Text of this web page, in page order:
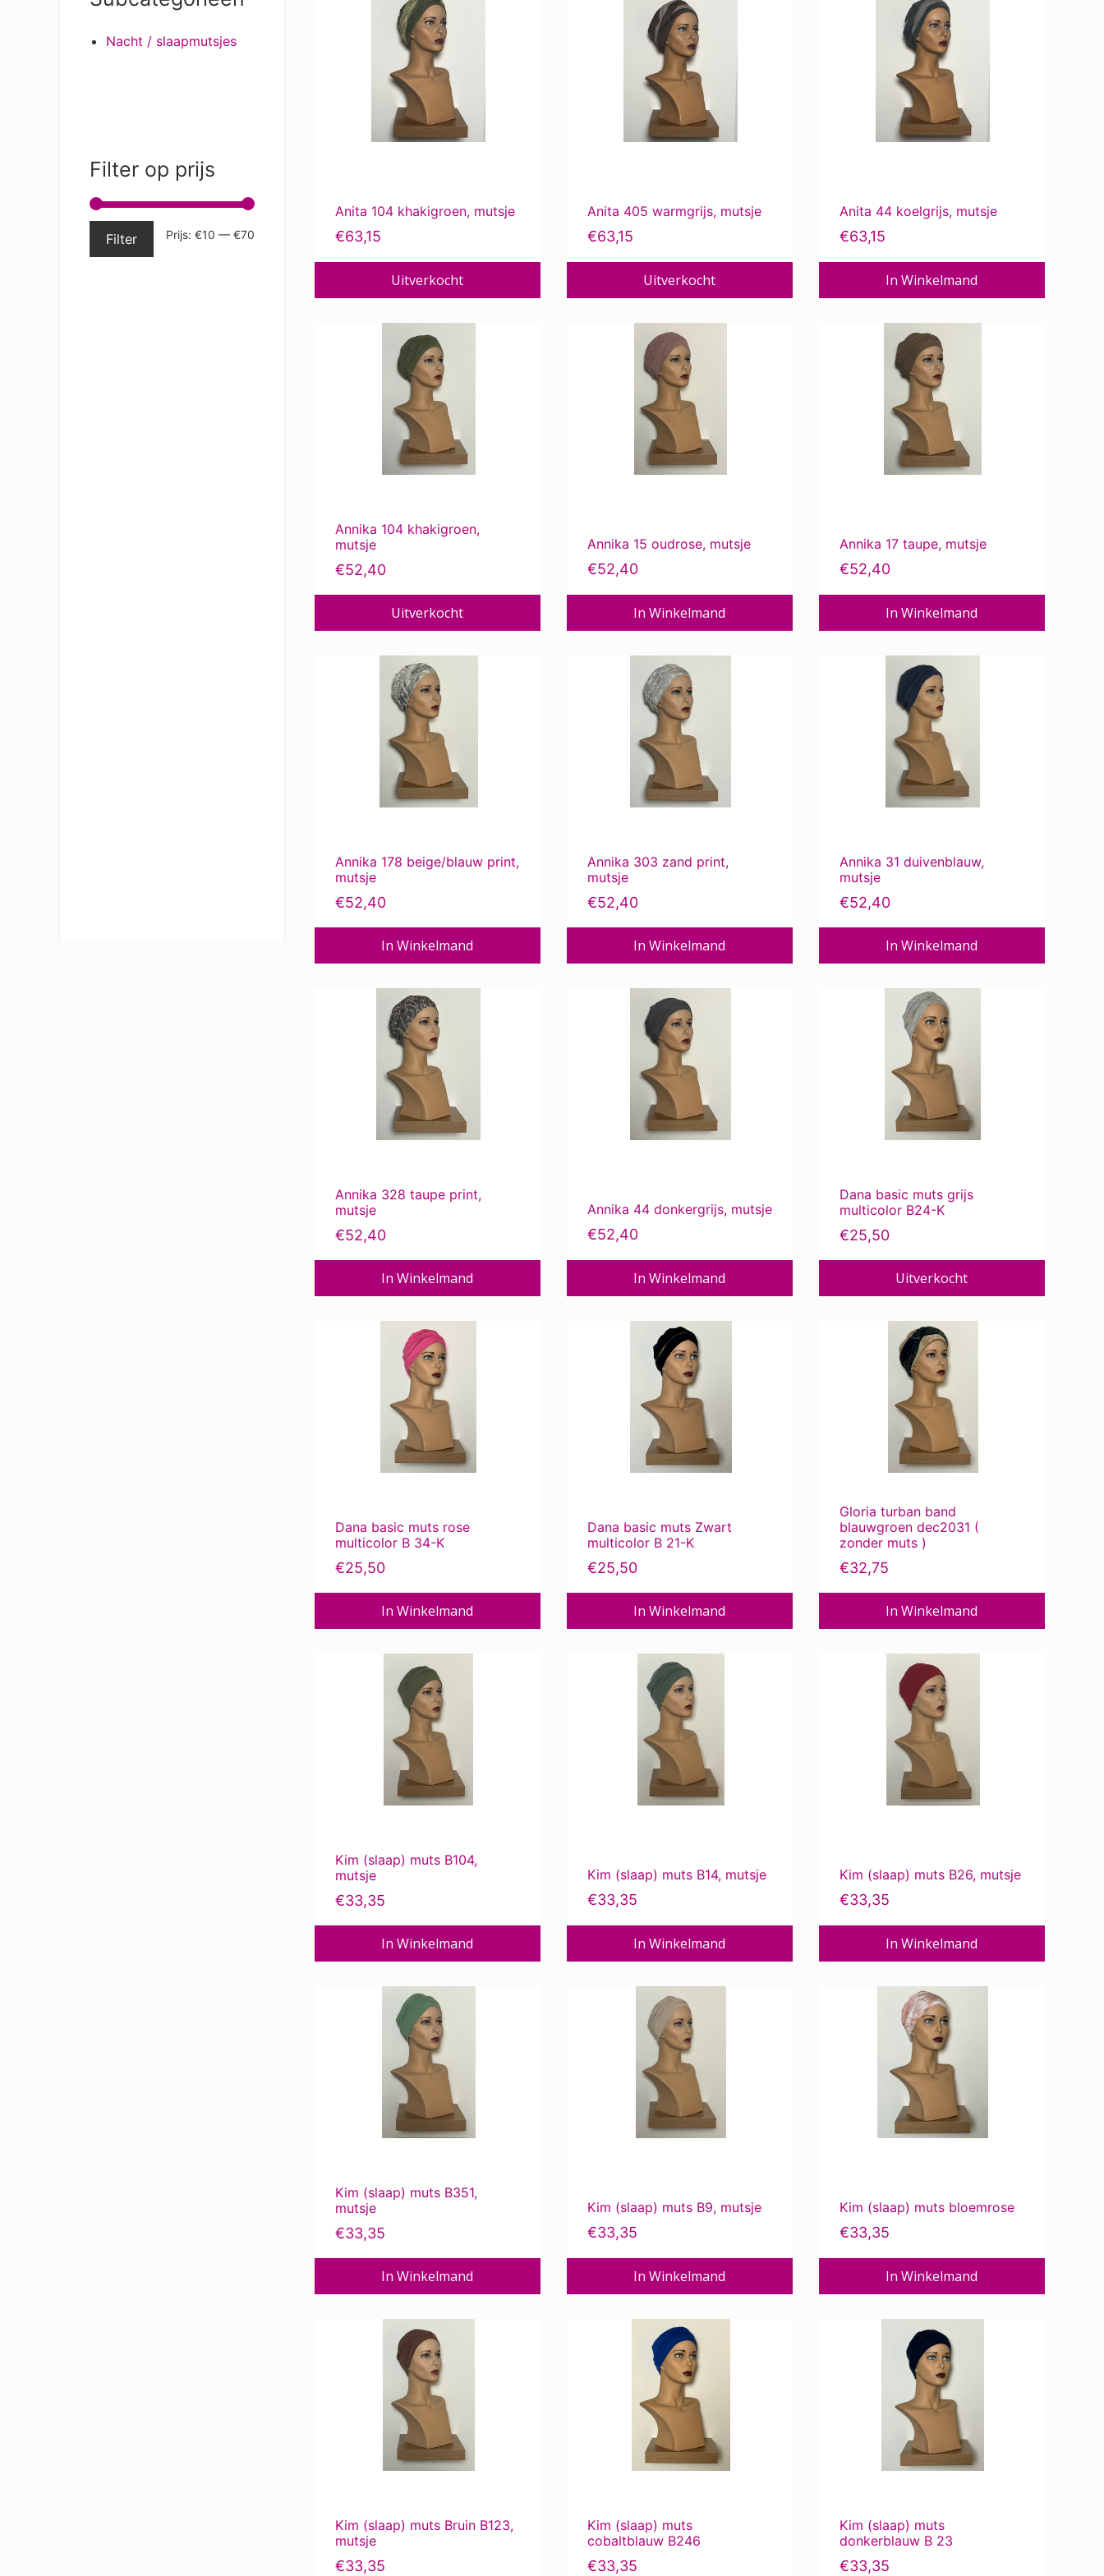
Nacht / slaapmutsjes
Filter op prijs
Filter Prijs: €10 — €70
Anita 104 khakigroen, mutsje
€63,15
Uitverkocht
Anita 405 warmgrijs, mutsje
€63,15
Uitverkocht
Anita 44 koelgrijs, mutsje
€63,15
In Winkelmand
Annika 104 khakigroen,
mutsje
€52,40
Uitverkocht
Annika 15 oudrose, mutsje
€52,40
In Winkelmand
Annika 17 taupe, mutsje
€52,40
In Winkelmand
Annika 178 beige/blauw print,
mutsje
€52,40
In Winkelmand
Annika 303 zand print,
mutsje
€52,40
In Winkelmand
Annika 31 duivenblauw,
mutsje
€52,40
In Winkelmand
Annika 328 taupe print,
mutsje
€52,40
In Winkelmand
Annika 44 donkergrijs, mutsje
€52,40
In Winkelmand
Dana basic muts grijs
multicolor B24-K
€25,50
Uitverkocht
Dana basic muts rose
multicolor B 34-K
€25,50
In Winkelmand
Dana basic muts Zwart
multicolor B 21-K
€25,50
In Winkelmand
Gloria turban band
blauwgroen dec2031 (
zonder muts )
€32,75
In Winkelmand
Kim (slaap) muts B104,
mutsje
€33,35
In Winkelmand
Kim (slaap) muts B14, mutsje
€33,35
In Winkelmand
Kim (slaap) muts B26, mutsje
€33,35
In Winkelmand
Kim (slaap) muts B351,
mutsje
€33,35
In Winkelmand
Kim (slaap) muts B9, mutsje
€33,35
In Winkelmand
Kim (slaap) muts bloemrose
€33,35
In Winkelmand
Kim (slaap) muts Bruin B123,
mutsje
€33,35
Kim (slaap) muts
cobaltblauw B246
€33,35
Kim (slaap) muts
donkerblauw B 23
€33,35